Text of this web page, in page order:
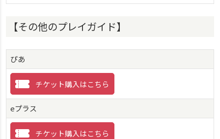
【その他のプレイガイド】
ぴあ
チケット購入はこちら
eプラス
チケット購入はこちら